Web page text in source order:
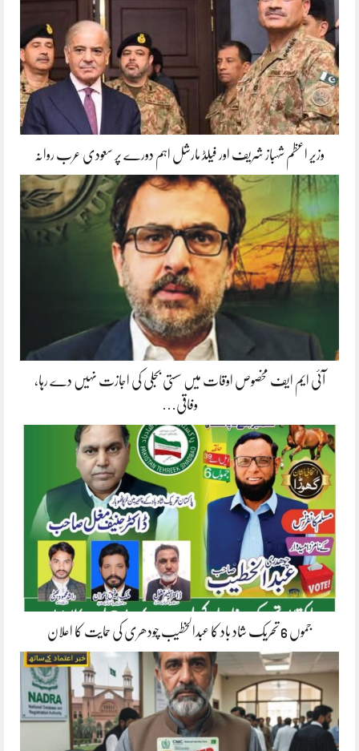
وزیر اعظم شہباز شریف اور فیلڈ مارشل اہم دورے پر سعودی عرب روانہ
آئی ایم ایف مخصوص اوقات میں سستی بجلی کی اجازت نہیں دے رہا،
وفاقی…
جموں 6 تحریک شاد باد کا عبدالخطیب چودھری کی حمایت کا اعلان